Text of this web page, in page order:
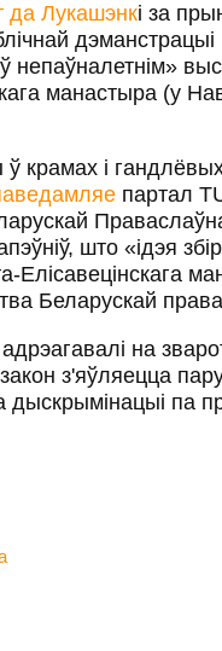
да Лукашэнкі за
дэманстрацыі
манастыра (у
ў крамах і
партал
што «ідэя
Елісавецінскага
Беларускай
на
з'яўляецца
дыскрымінацыі па